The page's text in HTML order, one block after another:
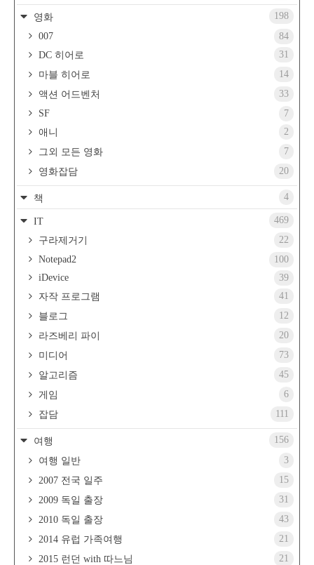
영화
198
007
84
DC 히어로
31
마블 히어로
14
액션 어드벤처
33
SF
7
애니
2
그외 모든 영화
7
영화잡담
20
책 4
IT
469
구라제거기
22
Notepad2
100
iDevice
39
자작 프로그램
41
블로그
12
라즈베리 파이
20
미디어
73
알고리즘
45
게임
6
잡담
111
여행
156
여행 일반
3
2007 전국 일주
15
2009 독일 출장
31
2010 독일 출장
43
2014 유럽 가족여행
21
2015 런던 with 따느님
21